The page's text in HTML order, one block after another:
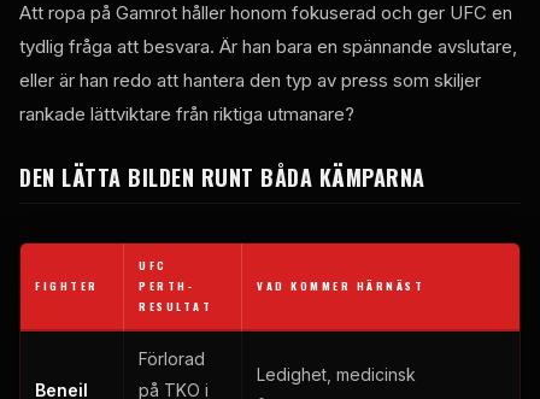
Att ropa på Gamrot håller honom fokuserad och ger UFC en
tydlig fråga att besvara. Är han bara en spännande avslutare,
eller är han redo att hantera den typ av press som skiljer
rankade lättviktare från riktiga utmanare?
DEN LÄTTA BILDEN RUNT BÅDA KÄMPARNA
FIGHTER
UFC
PERTH-
RESULTAT
VAD KOMMER HÄRNÄST
Beneil
Förlorad
på TKO i
Ledighet, medicinsk